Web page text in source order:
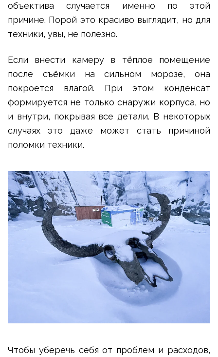
объектива случается именно по этой
причине. Порой это красиво выглядит, но для
техники, увы, не полезно.
Если внести камеру в тёплое помещение
после съёмки на сильном морозе, она
покроется влагой. При этом конденсат
формируется не только снаружи корпуса, но
и внутри, покрывая все детали. В некоторых
случаях это даже может стать причиной
поломки техники.
Чтобы уберечь себя от проблем и расходов,